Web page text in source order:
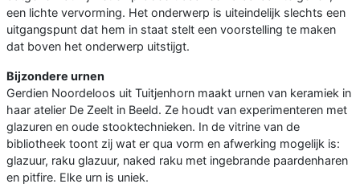
een lichte vervorming. Het onderwerp is uiteindelijk slechts een
uitgangspunt dat hem in staat stelt een voorstelling te maken
dat boven het onderwerp uitstijgt.
Bijzondere urnen
Gerdien Noordeloos uit Tuitjenhorn maakt urnen van keramiek in
haar atelier De Zeelt in Beeld. Ze houdt van experimenteren met
glazuren en oude stooktechnieken. In de vitrine van de
bibliotheek toont zij wat er qua vorm en afwerking mogelijk is:
glazuur, raku glazuur, naked raku met ingebrande paardenharen
en pitfire. Elke urn is uniek.